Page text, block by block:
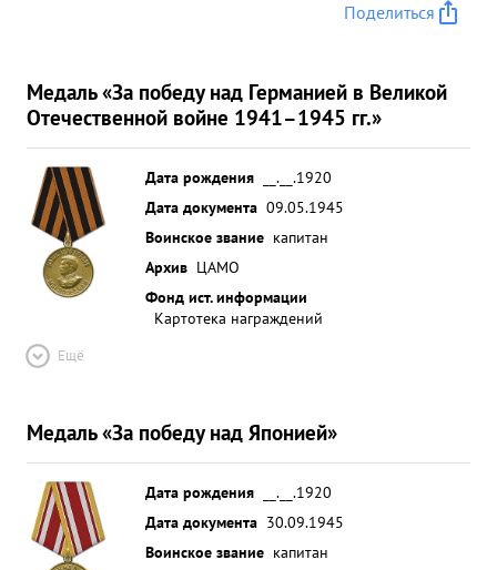
Поделиться
Медаль «За победу над Германией в Великой
Отечественной войне 1941–1945 гг.»
Дата рождения
__.__.1920
Дата документа 09.05.1945
Воинское звание капитан
Архив ЦАМО
Фонд ист. информации
Картотека награждений
Ещё
Медаль «За победу над Японией»
Дата рождения
__.__.1920
Дата документа 30.09.1945
Воинское звание капитан